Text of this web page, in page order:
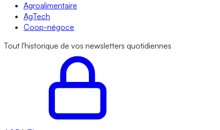
Agroalimentaire
AgTech
Coop-négoce
Tout l'historique de vos newsletters quotidiennes